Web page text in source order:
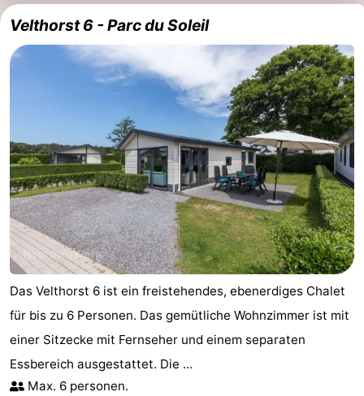
Kennermerland
Haarlem
-
Zandvoort
Südholland
-
Natur
Hollands
Duin
-
Katwijk
-
Scheveningen
-
Den
Haag
-
Rotterdam
-
Rockanje
Wetter
Velthorst 6 - Parc du Soleil
Das Velthorst 6 ist ein freistehendes, ebenerdiges Chalet
für bis zu 6 Personen. Das gemütliche Wohnzimmer ist mit
einer Sitzecke mit Fernseher und einem separaten
Essbereich ausgestattet. Die ...
Max. 6 personen.